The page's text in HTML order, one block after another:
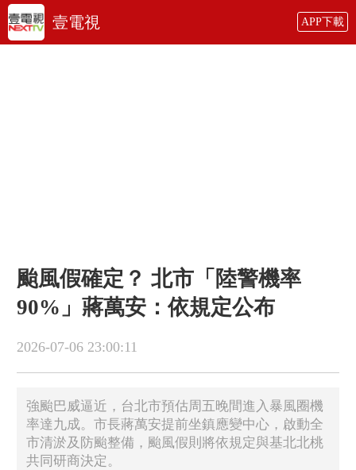
壹電視 APP下載
颱風假確定？ 北市「陸警機率
90%」蔣萬安：依規定公布
2026-07-06 23:00:11
強颱巴威逼近，台北市預估周五晚間進入暴風圈機
率達九成。市長蔣萬安提前坐鎮應變中心，啟動全
市清淤及防颱整備，颱風假則將依規定與基北北桃
共同研商決定。